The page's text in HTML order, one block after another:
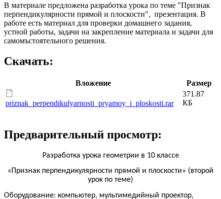
В материале предложена разработка урока по теме "Признак
перпендикулярности прямой и плоскости", презентация. В
работе есть материал для проверки домашнего задания,
устной работы, задачи на закрепление материала и задачи для
самомъстоятельного решения.
Скачать:
Вложение Размер
priznak_perpendikulyarnosti_pryamoy_i_ploskosti.rar
371.87
КБ
Предварительный просмотр:
Разработка урока геометрии в 10 классе
«Признак перпендикулярности прямой и плоскости» (второй
урок по теме)
Оборудование: компьютер, мультимедийный проектор,